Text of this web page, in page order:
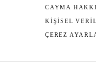
CAYMA HAKKI
KİŞİSEL
ÇEREZ